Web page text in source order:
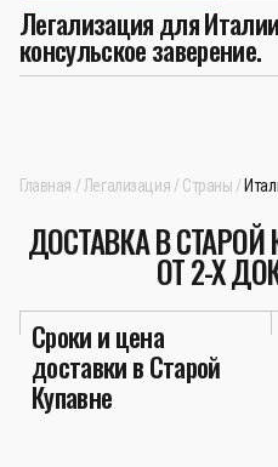
Легализация для
консульское заверение.
Главная Легализация Страны
ДОСТАВКА В СТАРОЙ
ОТ 2-Х
Сроки и цена
доставки в Старой
Купавне